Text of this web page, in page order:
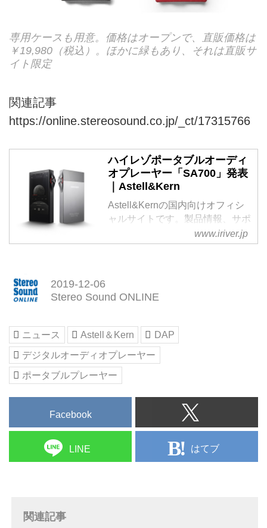
専用ケースも用意。価格はオープンで、直販価格は
￥19,980（税込）。ほかに緑もあり、それは直販サ
イト限定
関連記事
https://online.stereosound.co.jp/_ct/17315766
ハイレゾポータブルオーディ
オプレーヤー「SA700」発表
｜Astell&Kern
Astell&Kernの国内向けオフィシ
ャルサイトです。製品情報、サポ
ート情報などを掲載しています。
www.iriver.jp
2019-12-06
Stereo Sound ONLINE
ニュース Astell＆Kern
DAP
デジタルオーディオプレーヤー
ポータブルプレーヤー
Facebook
LINE はてブ
関連記事